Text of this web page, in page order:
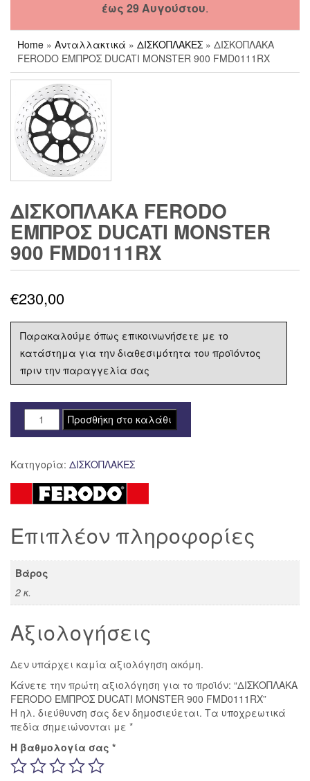
έως 29 Αυγούστου.
Home » Ανταλλακτικά » ΔΙΣΚΟΠΛΑΚΕΣ » ΔΙΣΚΟΠΛΑΚΑ
FERODO ΕΜΠΡΟΣ DUCATI MONSTER 900 FMD0111RX
ΔΙΣΚΟΠΛΑΚΑ FERODO
ΕΜΠΡΟΣ DUCATI MONSTER
900 FMD0111RX
€230,00
Παρακαλούμε όπως επικοινωνήσετε με το
κατάστημα για την διαθεσιμότητα του προϊόντος
πριν την παραγγελία σας
ΔΙΣΚΟΠΛΑΚΑ
FERODO
DUCATI
MONSTER
900
ποσότητα
Προσθήκη στο καλάθι
Κατηγορία: ΔΙΣΚΟΠΛΑΚΕΣ
Επιπλέον πληροφορίες
Βάρος
2 κ.
Αξιολογήσεις
Δεν υπάρχει καμία αξιολόγηση ακόμη.
Κάνετε την πρώτη αξιολόγηση για το προϊόν: “ΔΙΣΚΟΠΛΑΚΑ
FERODO ΕΜΠΡΟΣ DUCATI MONSTER 900 FMD0111RX”
Η ηλ. διεύθυνση σας δεν δημοσιεύεται. Τα υποχρεωτικά
πεδία σημειώνονται με *
Η βαθμολογία σας *